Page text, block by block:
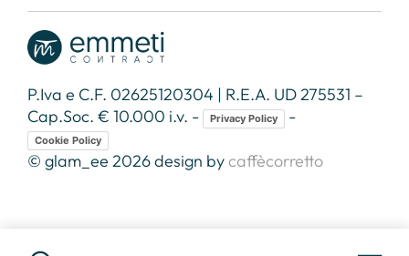
P.Iva e C.F. 02625120304 | R.E.A. UD 275531 –
Cap.Soc. € 10.000 i.v. -
Privacy Policy -
Cookie Policy
© glam_ee 2026 design bycaffècorretto